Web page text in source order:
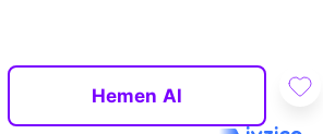
Hemen Al